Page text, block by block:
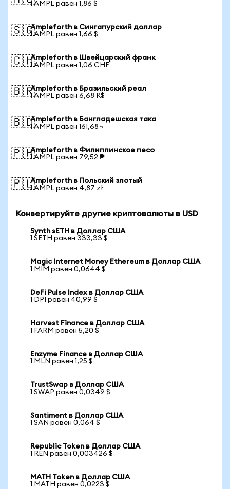
1 AMPL равен 1,86 $
🇸🇬Ampleforth в Сингапурский доллар
1 AMPL равен 1,66 $
🇨🇭Ampleforth в Швейцарский франк
1 AMPL равен 1,06 CHF
🇧🇷Ampleforth в Бразильский реал
1 AMPL равен 6,68 R$
🇧🇩Ampleforth в Бангладешская така
1 AMPL равен 161,68 ৳
🇵🇭Ampleforth в Филиппинское песо
1 AMPL равен 79,52 ₱
🇵🇱Ampleforth в Польский злотый
1 AMPL равен 4,87 zł
Конвертируйте другие криптовалюты в USD
Synth sETH в Доллар США
1 SETH равен 333,33 $
Magic Internet Money Ethereum в Доллар США
1 MIM равен 0,0644 $
DeFi Pulse Index в Доллар США
1 DPI равен 40,99 $
Harvest Finance в Доллар США
1 FARM равен 5,20 $
Enzyme Finance в Доллар США
1 MLN равен 1,25 $
TrustSwap в Доллар США
1 SWAP равен 0,0349 $
Santiment в Доллар США
1 SAN равен 0,064 $
Republic Token в Доллар США
1 REN равен 0,003426 $
MATH Token в Доллар США
1 MATH равен 0,0223 $